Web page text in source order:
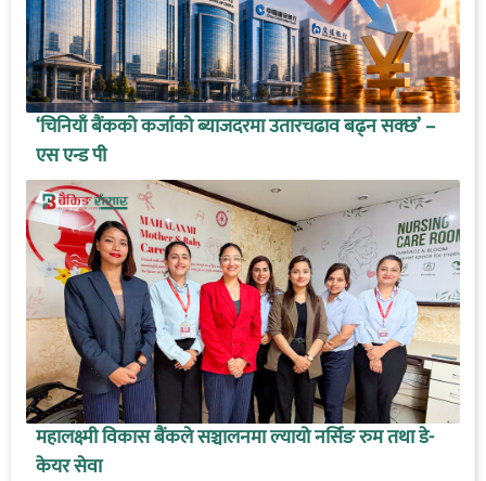
‘चिनियाँ बैंकको कर्जाको ब्याजदरमा उतारचढाव बढ्न सक्छ’ –
एस एन्ड पी
महालक्ष्मी विकास बैंकले सञ्चालनमा ल्यायो नर्सिङ रुम तथा डे-
केयर सेवा